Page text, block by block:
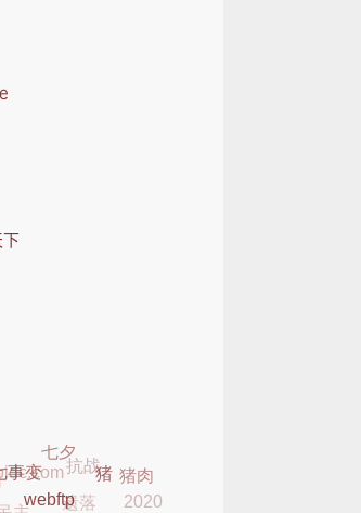
2020
猪肉
猪
遗落
抗战
七夕
七事变